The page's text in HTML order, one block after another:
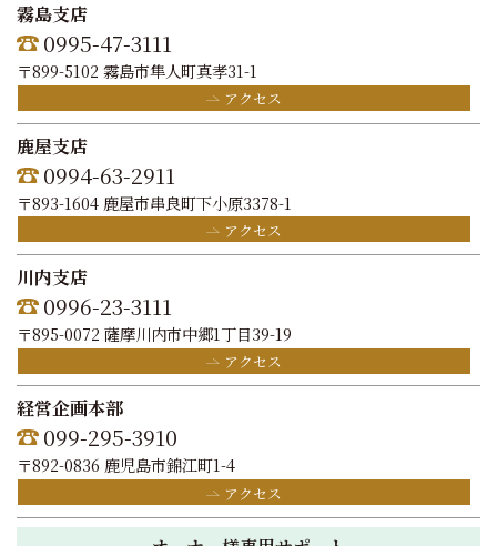
霧島支店
0995-47-3111
〒899-5102 霧島市隼人町真孝31-1
アクセス
鹿屋支店
0994-63-2911
〒893-1604 鹿屋市串良町下小原3378-1
アクセス
川内支店
0996-23-3111
〒895-0072 薩摩川内市中郷1丁目39-19
アクセス
経営企画本部
099-295-3910
〒892-0836 鹿児島市錦江町1-4
アクセス